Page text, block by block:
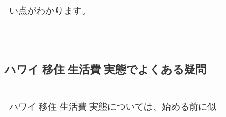
い点がわかります。
ハワイ 移住 生活費 実態でよくある疑問
ハワイ 移住 生活費 実態については、始める前に似